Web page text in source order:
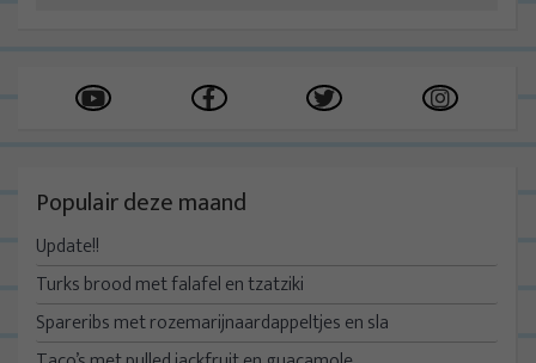
Populair deze maand
Update!!
Turks brood met falafel en tzatziki
Spareribs met rozemarijnaardappeltjes en sla